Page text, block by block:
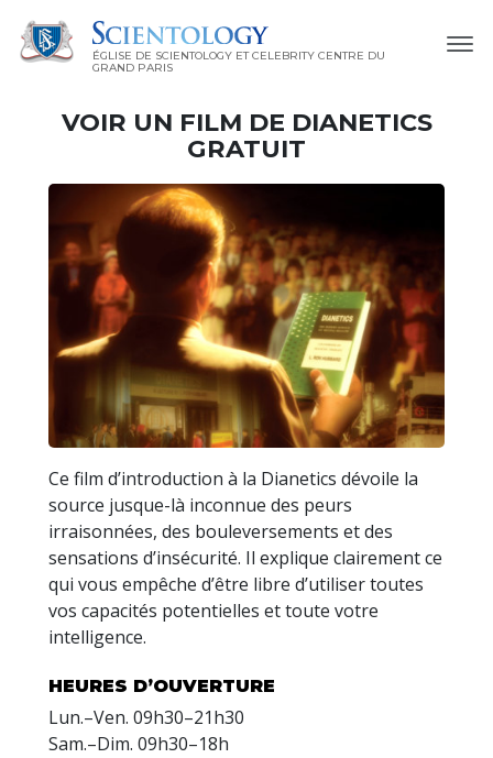
ÉGLISE DE SCIENTOLOGY ET CELEBRITY CENTRE DU
GRAND PARIS
VOIR UN FILM DE DIANETICS
GRATUIT
Ce film d’introduction à la Dianetics dévoile la
source jusque-là inconnue des peurs
irraisonnées, des bouleversements et des
sensations d’insécurité. Il explique clairement ce
qui vous empêche d’être libre d’utiliser toutes
vos capacités potentielles et toute votre
intelligence.
HEURES D’OUVERTURE
Lun.–Ven. 09h30–21h30
Sam.–Dim. 09h30–18h